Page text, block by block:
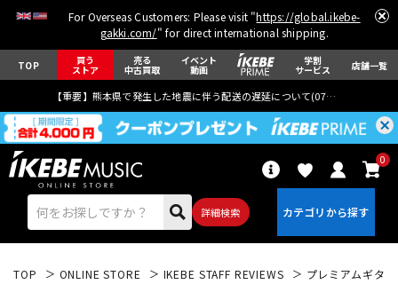
For Overseas Customers: Please visit "https://global.ikebe-
gakki.com/" for direct international shipping.
TOP 買う
ストア
売る
中古買取
イベント
動画
学割
サービス 店舗一覧
【重要】熊本県で発生した地震に伴う配送の遅延について(07月29日
詳細検索
0
TOP ONLINE STORE IKEBE STAFF REVIEWS プレミアムギタ